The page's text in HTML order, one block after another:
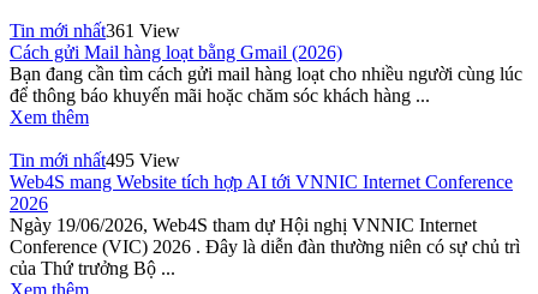
Tin mới nhất361 View
Cách gửi Mail hàng loạt bằng Gmail (2026)
Bạn đang cần tìm cách gửi mail hàng loạt cho nhiều người cùng lúc
để thông báo khuyến mãi hoặc chăm sóc khách hàng ...
Xem thêm
Tin mới nhất495 View
Web4S mang Website tích hợp AI tới VNNIC Internet Conference
2026
Ngày 19/06/2026, Web4S tham dự Hội nghị VNNIC Internet
Conference (VIC) 2026 . Đây là diễn đàn thường niên có sự chủ trì
của Thứ trưởng Bộ ...